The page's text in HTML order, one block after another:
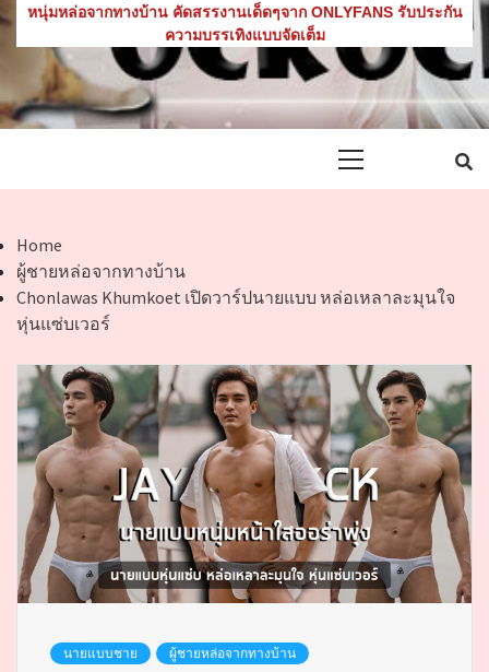
หนุ่มหล่อจากทางบ้าน คัดสรรงานเด็ดๆจาก ONLYFANS รับประกัน
ความบรรเทิงแบบจัดเต็ม
Home
ผู้ชายหล่อจากทางบ้าน
Chonlawas Khumkoet เปิดวาร์ปนายแบบ หล่อเหลาละมุนใจ
หุ่นแซ่บเวอร์
นายแบบชาย ผู้ชายหล่อจากทางบ้าน